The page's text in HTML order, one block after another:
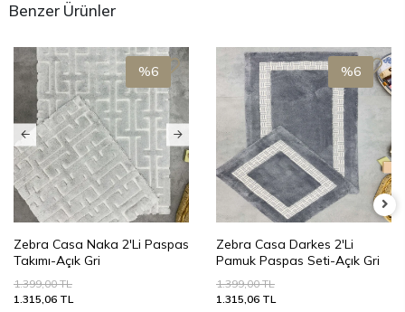
Benzer Ürünler
Zebra Casa Naka 2'Li Paspas
Takımı-Açık Gri
1.399,00 TL
1.315,06 TL
%6
Zebra Casa Darkes 2'Li
Pamuk Paspas Seti-Açık Gri
1.399,00 TL
1.315,06 TL
%6